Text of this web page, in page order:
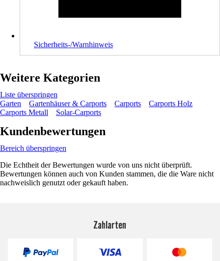
Sicherheits-/Warnhinweis
Weitere Kategorien
Liste überspringen
Garten
Gartenhäuser & Carports Carports
Carports Holz
Carports Metall
Solar-Carports
Kundenbewertungen
Bereich überspringen
Die Echtheit der Bewertungen wurde von uns nicht überprüft.
Bewertungen können auch von Kunden stammen, die die Ware nicht
nachweislich genutzt oder gekauft haben.
Zahlarten